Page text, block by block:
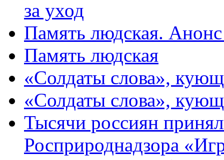
за уход
Память людская.
Память людская
«Солдаты слова»,
«Солдаты слова»,
Тысячи россиян
Росприроднадзора